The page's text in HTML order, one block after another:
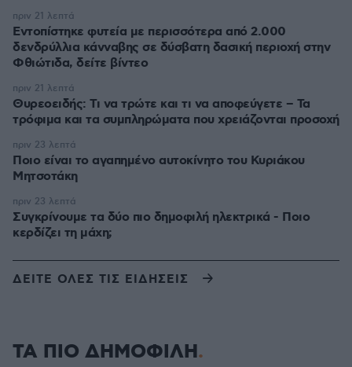
Εντοπίστηκε φυτεία με περισσότερα από 2.000
δενδρύλλια κάνναβης σε δύσβατη δασική περιοχή στην
Φθιώτιδα, δείτε βίντεο
πριν 21 λεπτά
Θυρεοειδής: Τι να τρώτε και τι να αποφεύγετε – Τα
τρόφιμα και τα συμπληρώματα που χρειάζονται προσοχή
πριν 21 λεπτά
Ποιο είναι το αγαπημένο αυτοκίνητο του Κυριάκου
Μητσοτάκη
πριν 23 λεπτά
Συγκρίνουμε τα δύο πιο δημοφιλή ηλεκτρικά - Ποιο
κερδίζει τη μάχη;
πριν 23 λεπτά
ΔΕΙΤΕ ΟΛΕΣ ΤΙΣ ΕΙΔΗΣΕΙΣ
ΤΑ ΠΙΟ ΔΗΜΟΦΙΛΗ